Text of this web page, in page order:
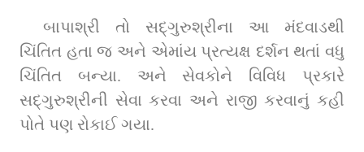
બાપાશ્રી તો સદ્‌ગુરુશ્રીના આ મંદવાડથી
ચિંતિત હતા જ અને એમાંય પ્રત્યક્ષ દર્શન થતાં વધુ
ચિંતિત બન્યા. અને સેવકોને વિવિધ પ્રકારે
સદ્‌ગુરુશ્રીની સેવા કરવા અને રાજી કરવાનું કહી
પોતે પણ રોકાઈ ગયા.